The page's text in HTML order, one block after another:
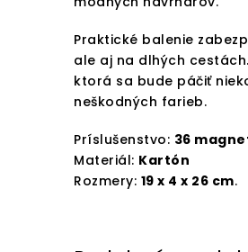
Praktické balenie
ale aj na dlhých cestách.
ktorá sa bude páčiť
neškodných farieb.
Príslušenstvo: 36
Materiál: Kartón
Rozmery: 19 x 4 x 26 cm.